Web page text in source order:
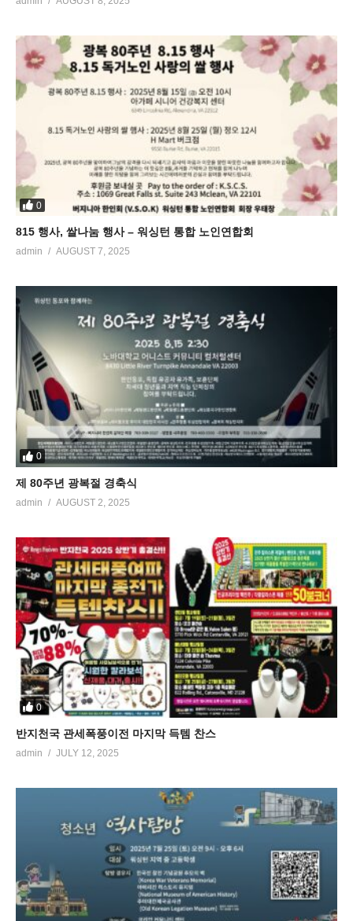
0
815 행사, 쌀나눔 행사 – 워싱턴 통합 노인연합회
admin AUGUST 7, 2025
0
제 80주년 광복절 경축식
admin AUGUST 2, 2025
0
반지천국 관세폭풍이전 마지막 득템 찬스
admin JULY 12, 2025